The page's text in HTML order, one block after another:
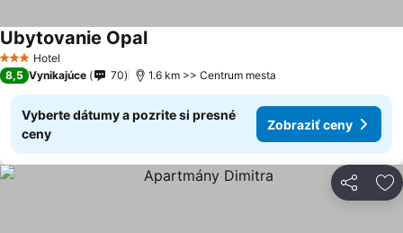
3 Počet hviezdičiek
Hotel
Ubytovanie Opal
8,5 Vynikajúce 70 1.6 km >> Centrum mesta
Vyberte dátumy a pozrite si presné
ceny
Zobraziť ceny
Zdieľať